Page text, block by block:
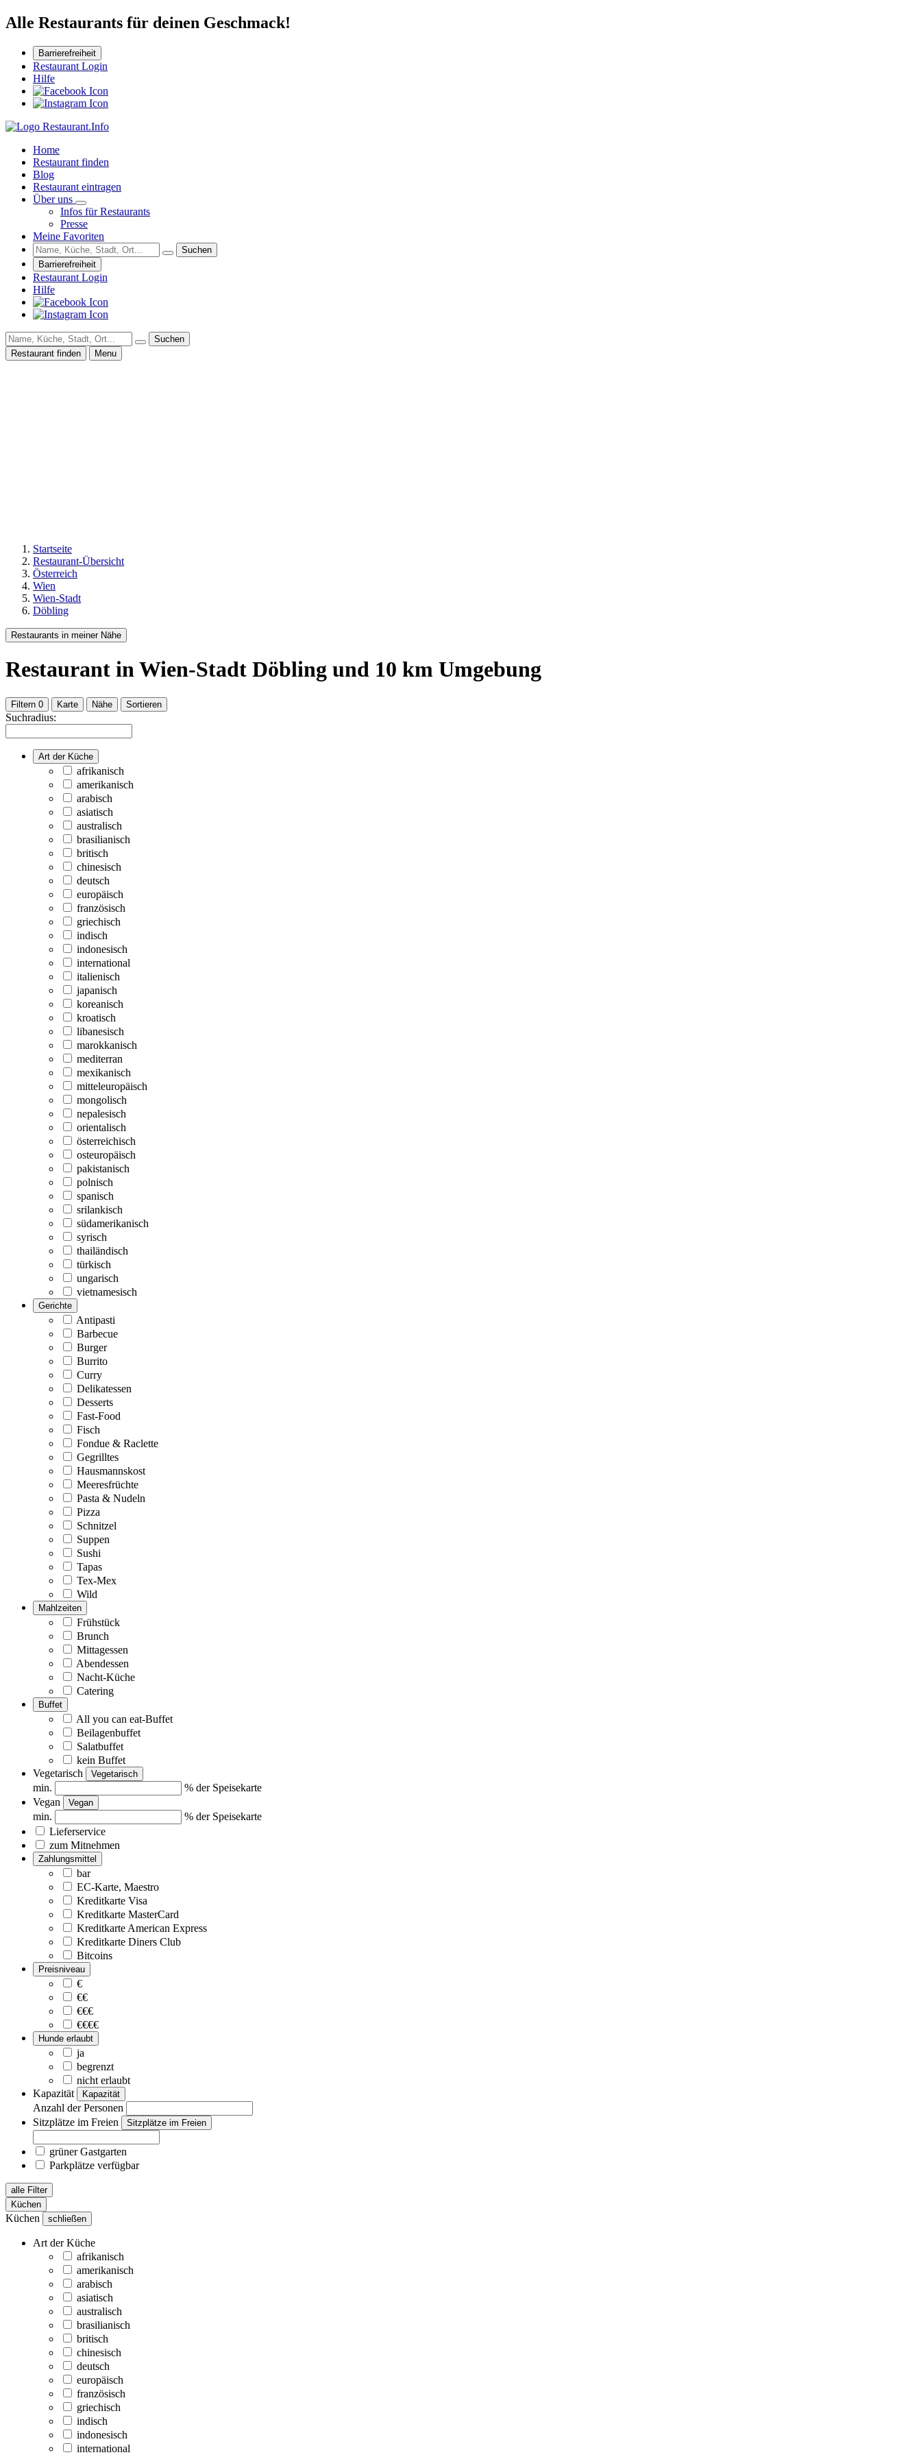
Alle Restaurants für deinen Geschmack!
Barrierefreiheit
Restaurant Login
Hilfe
Home
Restaurant finden
Blog
Restaurant eintragen
Über uns
Infos für Restaurants
Presse
Meine Favoriten
Suchen
Barrierefreiheit
Restaurant Login
Hilfe
Suchen
Restaurant finden
Menu
Startseite
Restaurant-Übersicht
Österreich
Wien
Wien-Stadt
Döbling
Restaurants in meiner Nähe
Restaurant in Wien-Stadt Döbling und 10 km Umgebung
Filtern 0 Karte Nähe Sortieren
Suchradius:
Art der Küche
afrikanisch
amerikanisch
arabisch
asiatisch
australisch
brasilianisch
britisch
chinesisch
deutsch
europäisch
französisch
griechisch
indisch
indonesisch
international
italienisch
japanisch
koreanisch
kroatisch
libanesisch
marokkanisch
mediterran
mexikanisch
mitteleuropäisch
mongolisch
nepalesisch
orientalisch
österreichisch
osteuropäisch
pakistanisch
polnisch
spanisch
srilankisch
südamerikanisch
syrisch
thailändisch
türkisch
ungarisch
vietnamesisch
Gerichte
Antipasti
Barbecue
Burger
Burrito
Curry
Delikatessen
Desserts
Fast-Food
Fisch
Fondue & Raclette
Gegrilltes
Hausmannskost
Meeresfrüchte
Pasta & Nudeln
Pizza
Schnitzel
Suppen
Sushi
Tapas
Tex-Mex
Wild
Mahlzeiten
Frühstück
Brunch
Mittagessen
Abendessen
Nacht-Küche
Catering
Buffet
All you can eat-Buffet
Beilagenbuffet
Salatbuffet
kein Buffet
Vegetarisch
Vegetarisch
min.
% der Speisekarte
Vegan
Vegan
min.
% der Speisekarte
Lieferservice
zum Mitnehmen
Zahlungsmittel
bar
EC-Karte, Maestro
Kreditkarte Visa
Kreditkarte MasterCard
Kreditkarte American Express
Kreditkarte Diners Club
Bitcoins
Preisniveau
€
€€
€€€
€€€€
Hunde erlaubt
ja
begrenzt
nicht erlaubt
Kapazität
Kapazität
Anzahl der Personen
Sitzplätze im Freien
Sitzplätze im Freien
grüner Gastgarten
Parkplätze verfügbar
alle Filter
Küchen
Küchen schließen
Art der Küche
afrikanisch
amerikanisch
arabisch
asiatisch
australisch
brasilianisch
britisch
chinesisch
deutsch
europäisch
französisch
griechisch
indisch
indonesisch
international